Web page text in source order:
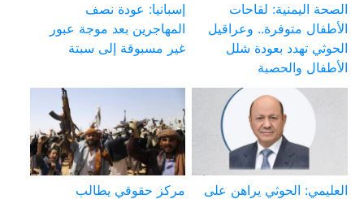
الصحة اليمنية: لقاحات
الأطفال متوفرة.. وعراقيل
الحوثي تهدد بعودة شلل
الأطفال والحصبة
إسبانيا: عودة نصف
المهاجرين بعد موجة عبور
غير مسبوقة إلى سبتة
العليمي: الحوثي يراهن على مركز حقوقي يطالب